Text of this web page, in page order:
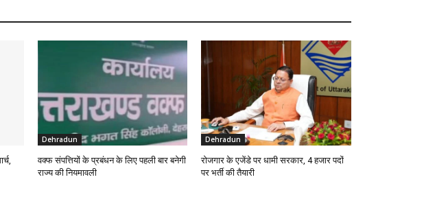
Dehradun
वक्फ संपत्तियों के प्रबंधन के लिए पहली बार बनेगी
राज्य की नियमावली
Dehradun
रोजगार के एजेंडे पर धामी सरकार, 4 हजार पदों
पर भर्ती की तैयारी